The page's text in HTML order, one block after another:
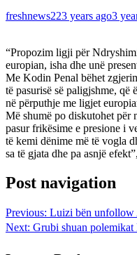
freshnews223 years ago3
“Propozim ligji për
europian, isha dhe unë
Me Kodin Penal bëhet
të pasurisë së paligjshme, që
në përputhje me ligjet
Më shumë po diskutohet për
pasur frikësime e presione i
të kemi dënime më të vogla
sa të gjata dhe pa asnjë
Post navigation
Previous: Luizi bën unfollow
Next: Grubi shuan